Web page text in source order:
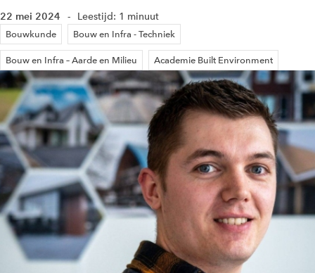
22 mei 2024 Leestijd: 1 minuut
Bouwkunde Bouw en Infra - Techniek
Bouw en Infra – Aarde en Milieu Academie Built Environment